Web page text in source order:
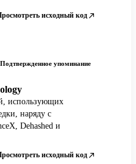
исходный код
Подтвержденное упоминание
использующих
наряду с
Dehashed и
исходный код